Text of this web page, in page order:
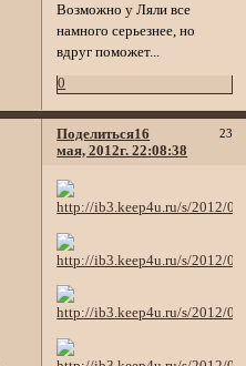
Возможно у Ляли все
намного серьезнее, но
вдруг поможет...
0
Поделиться 23
16
мая, 2012г. 22:08:38